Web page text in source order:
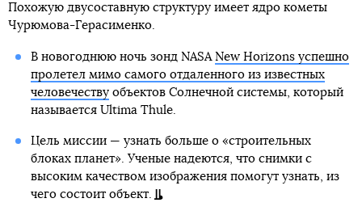
Похожую двусоставную структуру имеет ядро кометы
Чурюмова-Герасименко.
В новогоднюю ночь зонд NASA New Horizons успешно
пролетел мимо самого отдаленного из известных
человечествуобъектов Солнечной системы, который
называется Ultima Thule.
Цель миссии — узнать больше о «строительных
блоках планет». Ученые надеются, что снимки с
высоким качеством изображения помогут узнать, из
чего состоит объект.